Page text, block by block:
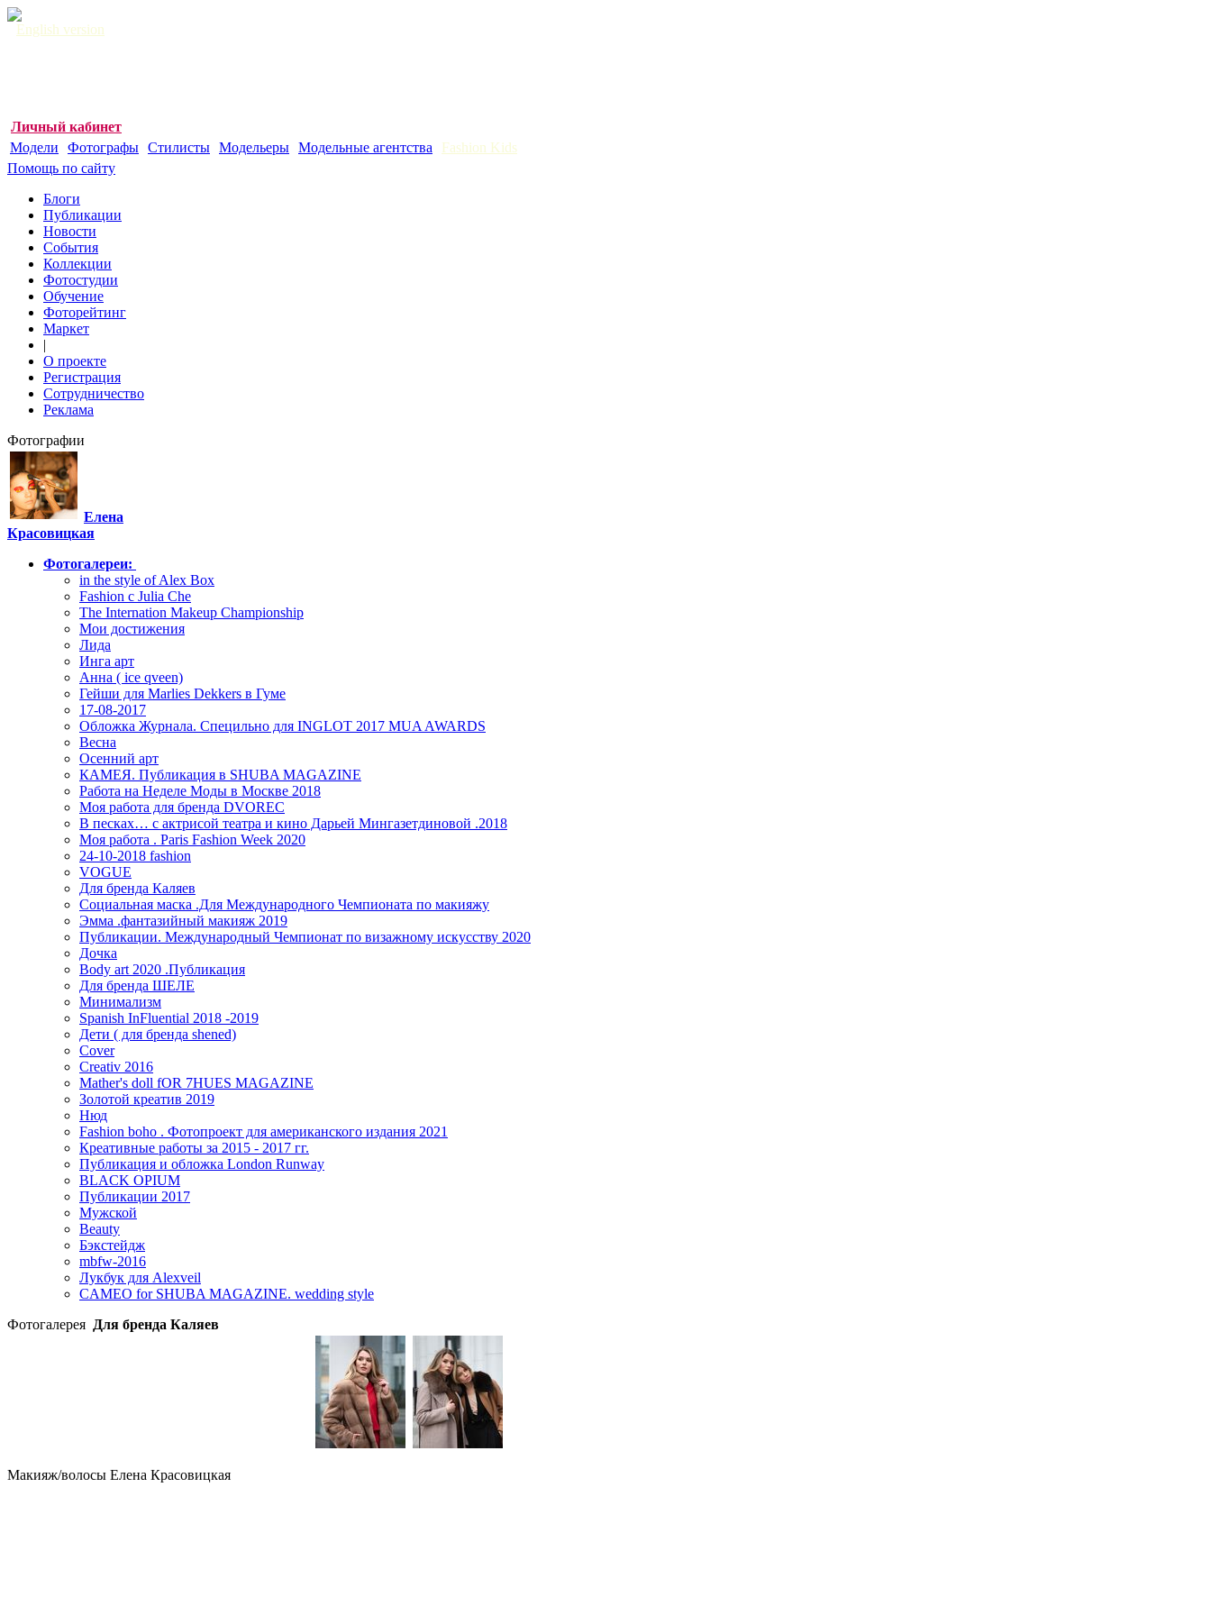
English version
Личный кабинет
Модели
Фотографы Стилисты Модельеры Модельные агентства
Fashion Kids
Помощь по сайту
Блоги
Публикации
Новости
События
Коллекции
Фотостудии
Обучение
Фоторейтинг
Маркет
|
О проекте
Регистрация
Сотрудничество
Реклама
Фотографии
Елена
Красовицкая
Фотогалереи:
in the style of Alex Box
Fashion c Julia Che
The Internation Makeup Championship
Мои достижения
Лида
Инга арт
Анна ( ice qveen)
Гейши для Marlies Dekkers в Гуме
17-08-2017
Обложка Журнала. Специльно для INGLOT 2017 MUA AWARDS
Весна
Осенний арт
КАМЕЯ. Публикация в SHUBA MAGAZINE
Работа на Неделе Моды в Москве 2018
Моя работа для бренда DVOREC
В песках… с актрисой театра и кино Дарьей Мингазетдиновой .2018
Моя работа . Paris Fashion Week 2020
24-10-2018 fashion
VOGUE
Для бренда Каляев
Социальная маска .Для Международного Чемпионата по макияжу
Эмма .фантазийный макияж 2019
Публикации. Международный Чемпионат по визажному искусству 2020
Дочка
Body art 2020 .Публикация
Для бренда ШЕЛЕ
Минимализм
Spanish InFluential 2018 -2019
Дети ( для бренда shened)
Cover
Creativ 2016
Mather's doll fOR 7HUES MAGAZINE
Золотой креатив 2019
Нюд
Fashion boho . Фотопроект для американского издания 2021
Креативные работы за 2015 - 2017 гг.
Публикация и обложка London Runway
BLACK OPIUM
Публикации 2017
Мужской
Beauty
Бэкстейдж
mbfw-2016
Лукбук для Alexveil
CAMEO for SHUBA MAGAZINE. wedding style
Фотогалерея Для бренда Каляев
Макияж/волосы Елена Красовицкая